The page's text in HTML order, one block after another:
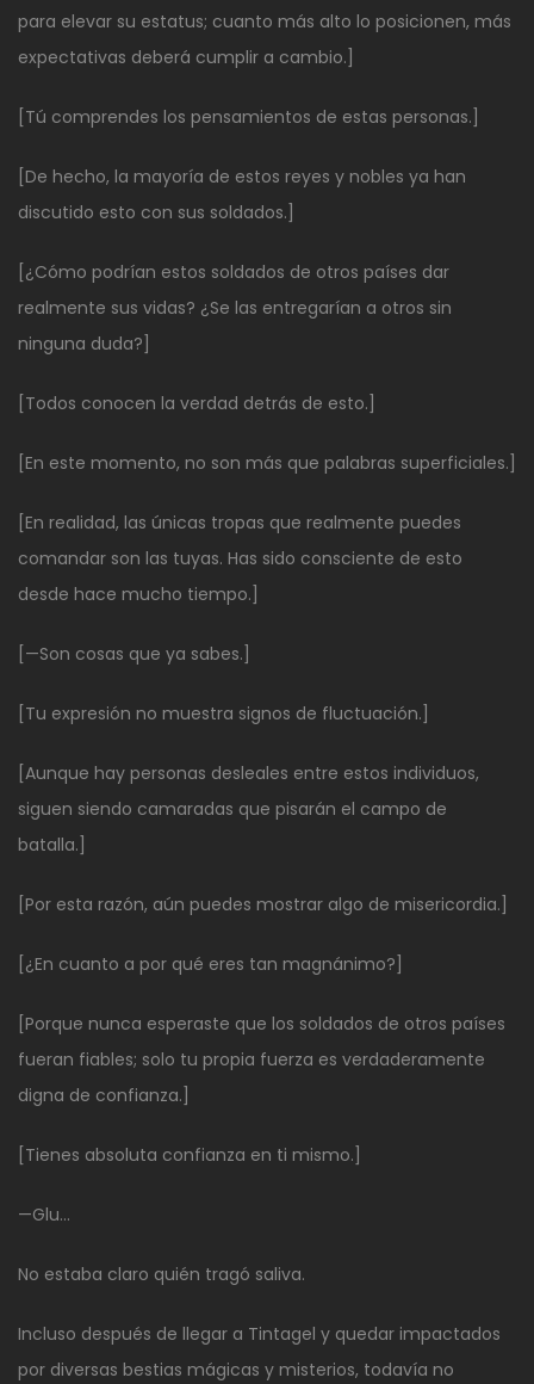
para elevar su estatus; cuanto más alto lo posicionen, más
expectativas deberá cumplir a cambio.]
[Tú comprendes los pensamientos de estas personas.]
[De hecho, la mayoría de estos reyes y nobles ya han
discutido esto con sus soldados.]
[¿Cómo podrían estos soldados de otros países dar
realmente sus vidas? ¿Se las entregarían a otros sin
ninguna duda?]
[Todos conocen la verdad detrás de esto.]
[En este momento, no son más que palabras superficiales.]
[En realidad, las únicas tropas que realmente puedes
comandar son las tuyas. Has sido consciente de esto
desde hace mucho tiempo.]
[—Son cosas que ya sabes.]
[Tu expresión no muestra signos de fluctuación.]
[Aunque hay personas desleales entre estos individuos,
siguen siendo camaradas que pisarán el campo de
batalla.]
[Por esta razón, aún puedes mostrar algo de misericordia.]
[¿En cuanto a por qué eres tan magnánimo?]
[Porque nunca esperaste que los soldados de otros países
fueran fiables; solo tu propia fuerza es verdaderamente
digna de confianza.]
[Tienes absoluta confianza en ti mismo.]
—Glu…
No estaba claro quién tragó saliva.
Incluso después de llegar a Tintagel y quedar impactados
por diversas bestias mágicas y misterios, todavía no